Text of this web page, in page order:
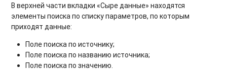
В верхней части вкладки «Сыре данные» находятся
элементы поиска по списку параметров, по которым
приходят данные:
Поле поиска по источнику;
Поле поиска по названию источника;
Поле поиска по значению.